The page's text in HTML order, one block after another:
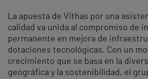
La apuesta de Vithas por una
calidad va unida al compromiso de
permanente en mejora de
dotaciones tecnológicas. Con un
crecimiento que se basa en la
geográfica y la sostenibilidad, el